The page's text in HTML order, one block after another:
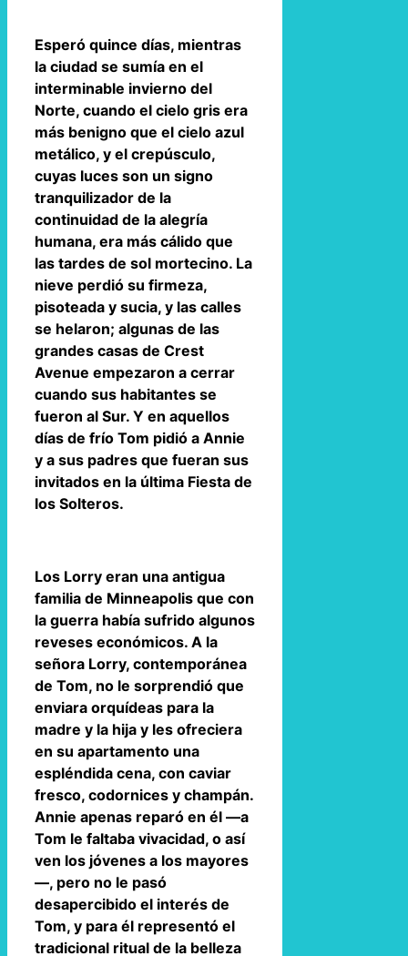
Esperó quince días, mientras
la ciudad se sumía en el
interminable invierno del
Norte, cuando el cielo gris era
más benigno que el cielo azul
metálico, y el crepúsculo,
cuyas luces son un signo
tranquilizador de la
continuidad de la alegría
humana, era más cálido que
las tardes de sol mortecino. La
nieve perdió su firmeza,
pisoteada y sucia, y las calles
se helaron; algunas de las
grandes casas de Crest
Avenue empezaron a cerrar
cuando sus habitantes se
fueron al Sur. Y en aquellos
días de frío Tom pidió a Annie
y a sus padres que fueran sus
invitados en la última Fiesta de
los Solteros.
Los Lorry eran una antigua
familia de Minneapolis que con
la guerra había sufrido algunos
reveses económicos. A la
señora Lorry, contemporánea
de Tom, no le sorprendió que
enviara orquídeas para la
madre y la hija y les ofreciera
en su apartamento una
espléndida cena, con caviar
fresco, codornices y champán.
Annie apenas reparó en él —a
Tom le faltaba vivacidad, o así
ven los jóvenes a los mayores
—, pero no le pasó
desapercibido el interés de
Tom, y para él representó el
tradicional ritual de la belleza